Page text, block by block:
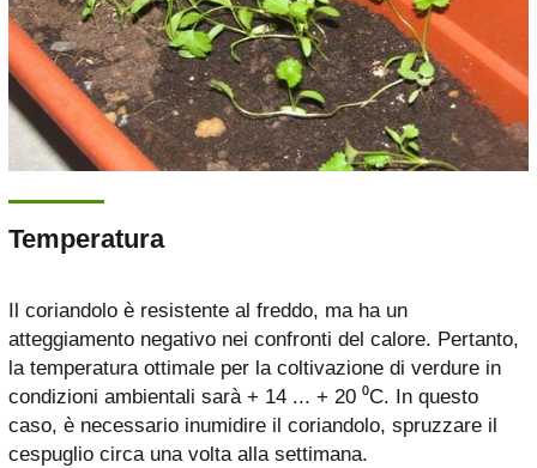
Temperatura
Il coriandolo è resistente al freddo, ma ha un
atteggiamento negativo nei confronti del calore. Pertanto,
la temperatura ottimale per la coltivazione di verdure in
condizioni ambientali sarà + 14 ... + 20 ⁰С. In questo
caso, è necessario inumidire il coriandolo, spruzzare il
cespuglio circa una volta alla settimana.